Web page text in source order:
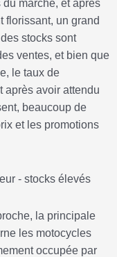
marché, et après
florissant, un grand
stocks sont
ventes, et bien que
le taux de
après avoir attendu
beaucoup de
et les promotions
la principale
les motocycles
occupée par